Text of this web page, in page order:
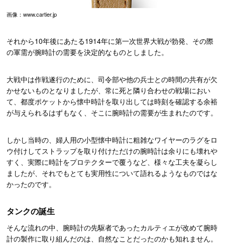
画像：www.cartier.jp
それから10年後にあたる1914年に第一次世界大戦が勃発、その際
の軍需が腕時計の需要を決定的なものとしました。
大戦中は作戦遂行のために、司令部や他の兵士との時間の共有が欠
かせないものとなりましたが、常に死と隣り合わせの戦場におい
て、都度ポケットから懐中時計を取り出しては時刻を確認する余裕
が与えられるはずもなく、そこに腕時計の需要が生まれたのです。
しかし当時の、婦人用の小型懐中時計に粗雑なワイヤーのラグをロ
ウ付けしてストラップを取り付けただけの腕時計は余りにも壊れや
すく、実際に時計をプロテクターで覆うなど、様々な工夫を凝らし
ましたが、それでもとても実用性について語れるようなものではな
かったのです。
タンクの誕生
そんな流れの中、腕時計の先駆者であったカルティエが改めて腕時
計の製作に取り組んだのは、自然なことだったのかも知れません。